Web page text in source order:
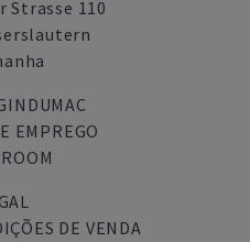
110
EMPREGO
DE VENDA